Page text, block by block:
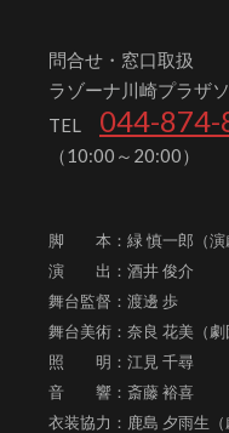
問合せ・窓口取扱
ラゾーナ川崎プラザ
TEL 044-874-
（10:00～20:00）
脚 本：緑 慎一郎（演
演 出：酒井 俊介
舞台監督：渡邊 歩
舞台美術：奈良 花美（劇
照 明：江見 千尋
音 響：斎藤 裕喜
衣装協力：鹿島 夕雨生（